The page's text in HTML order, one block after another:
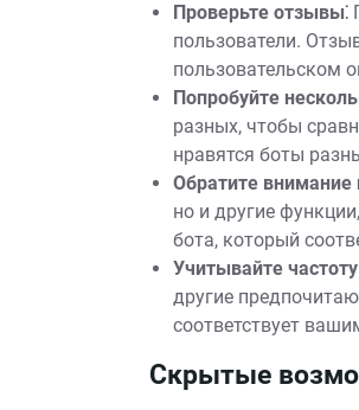
Проверьте отзывы⁚
пользователи.
пользовательском
Попробуйте
разных, чтобы
нравятся боты
Обратите внимание
но и другие
бота, который
Учитывайте
другие
соответствует
Скрытые